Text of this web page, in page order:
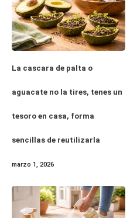
La cascara de palta o
aguacate no la tires, tenes un
tesoro en casa, forma
sencillas de reutilizarla
marzo 1, 2026